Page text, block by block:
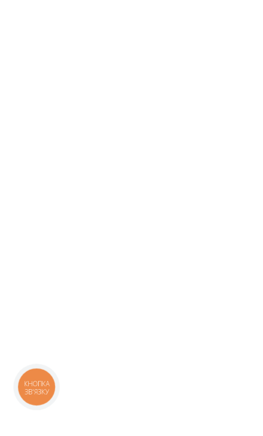
КНОПКА
ЗВ'ЯЗКУ